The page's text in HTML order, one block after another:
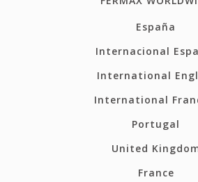
España
Internacional
International
International
Portugal
United
France